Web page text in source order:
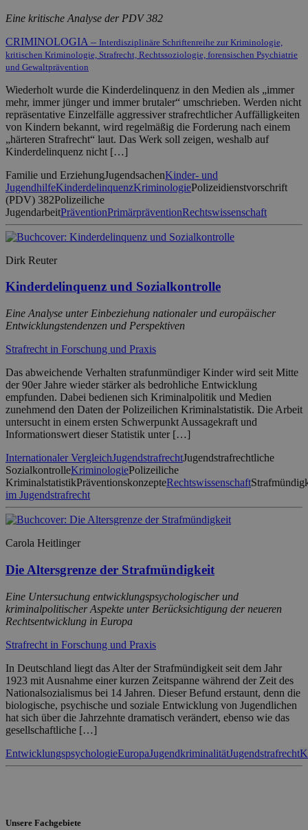
Eine kritische Analyse der PDV 382
CRIMINOLOGIA – Interdisziplinäre Schriftenreihe zur Kriminologie,
kritischen Kriminologie, Strafrecht, Rechtssoziologie, forensischen Psychiatrie
und Gewaltprävention
Wiederholt wurde die Kinderdelinquenz in den Medien als „immer
mehr, immer jünger und immer brutaler“ umschrieben. Werden nicht
repräsentative Einzelfälle aggressiver strafrechtlicher Auffälligkeiten
von Kindern bekannt, wird regelmäßig die Forderung nach einem
„härteren Strafrecht“ laut. Das Werk soll zeigen, weshalb auf
Kinderdelinquenz nicht […]
Familie und ErziehungJugendsachenKinder- und
JugendhilfeKinderdelinquenzKriminologiePolizeidienstvorschrift
(PDV) 382Polizeiliche
JugendarbeitPräventionPrimärpräventionRechtswissenschaft
Dirk Reuter
Kinderdelinquenz und Sozialkontrolle
Eine Analyse unter Einbeziehung nationaler und europäischer
Entwicklungstendenzen und Perspektiven
Strafrecht in Forschung und Praxis
Das abweichende Verhalten strafunmündiger Kinder wird seit Mitte
der 90er Jahre wieder stärker als bedrohliche Entwicklung
empfunden. Dabei bedienen sich Kriminalpolitik und Medien
zunehmend den Daten der Polizeilichen Kriminalstatistik. Die Arbeit
untersucht in einem ersten Schwerpunkt Aussagekraft und
Informationswert dieser Statistik unter […]
Internationaler VergleichJugendstrafrechtJugendstrafrechtliche
SozialkontrolleKriminologiePolizeiliche
KriminalstatistikPräventionskonzepteRechtswissenschaft
im Jugendstrafrecht
Carola Heitlinger
Die Altersgrenze der Strafmündigkeit
Eine Untersuchung entwicklungspsychologischer und
kriminalpolitischer Aspekte unter Berücksichtigung der neueren
Rechtsentwicklung in Europa
Strafrecht in Forschung und Praxis
In Deutschland liegt das Alter der Strafmündigkeit seit dem Jahr
1923 mit Ausnahme einer kurzen Zeitspanne während der Zeit des
Nationalsozialismus bei 14 Jahren. Dieser Befund erstaunt, denn die
biologische, psychische und soziale Entwicklung von Jugendlichen
hat sich über die Jahrzehnte dramatisch verändert, ebenso wie das
gesellschaftliche […]
EntwicklungspsychologieEuropaJugendkriminalitätJugendstrafrecht
Unsere Fachgebiete